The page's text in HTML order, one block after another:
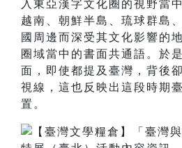
入東亞漢字文化圈的視野當
越南、朝鮮半島、琉球群島
國周邊而深受其文化影響的
圈域當中的書面共通語。於
面，即使都提及臺灣，背後
視線，這也反映出這段時期
置。